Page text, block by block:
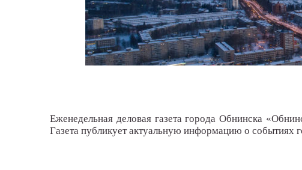
Еженедельная деловая газета города Обнинска
Газета публикует актуальную информацию о событиях